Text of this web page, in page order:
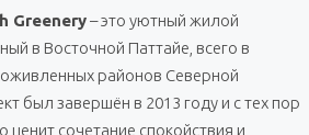
Greenery– это уютный жилой
в Восточной Паттайе, всего в
оживленных районов Северной
был завершён в 2013 году и с тех пор
ценит сочетание спокойствия и